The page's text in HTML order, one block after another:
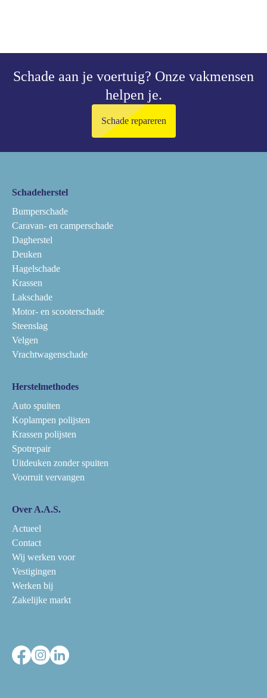
Schade aan je voertuig? Onze vakmensen
helpen je.
Schade repareren
Schadeherstel
Bumperschade
Caravan- en camperschade
Dagherstel
Deuken
Hagelschade
Krassen
Lakschade
Motor- en scooterschade
Steenslag
Velgen
Vrachtwagenschade
Herstelmethodes
Auto spuiten
Koplampen polijsten
Krassen polijsten
Spotrepair
Uitdeuken zonder spuiten
Voorruit vervangen
Over A.A.S.
Actueel
Contact
Wij werken voor
Vestigingen
Werken bij
Zakelijke markt